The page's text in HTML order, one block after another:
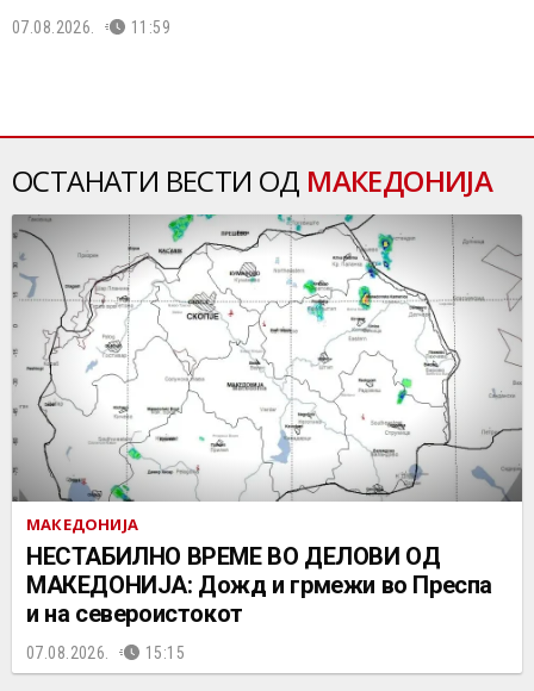
07.08.2026. 11:59
ОСТАНАТИ ВЕСТИ ОД МАКЕДОНИЈА
МАКЕДОНИЈА
НЕСТАБИЛНО ВРЕМЕ ВО ДЕЛОВИ ОД
МАКЕДОНИЈА: Дожд и грмежи во Преспа
и на североистокот
07.08.2026. 15:15